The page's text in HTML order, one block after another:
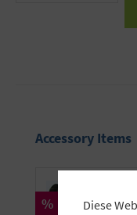
Produktgalerie
Accessory Items
Rabatt
%
Diese